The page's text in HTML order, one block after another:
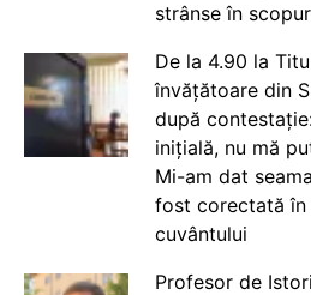
strânse în
De la 4.90 la
învățătoare din
după
inițială, nu mă
Mi-am dat
fost corectată în
cuvântului
Profesor de